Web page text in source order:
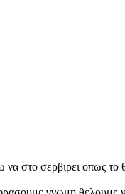
να στο σερβιρει οπως το